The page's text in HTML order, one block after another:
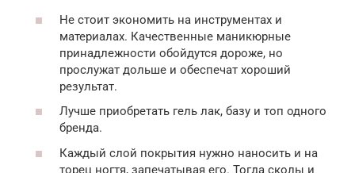
Не стоит экономить на инструментах и
материалах. Качественные маникюрные
принадлежности обойдутся дороже, но
прослужат дольше и обеспечат хороший
результат.
Лучше приобретать гель лак, базу и топ одного
бренда.
Каждый слой покрытия нужно наносить и на
торец ногтя, запечатывая его. Тогда сколы и